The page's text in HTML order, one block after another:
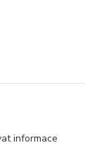
informace